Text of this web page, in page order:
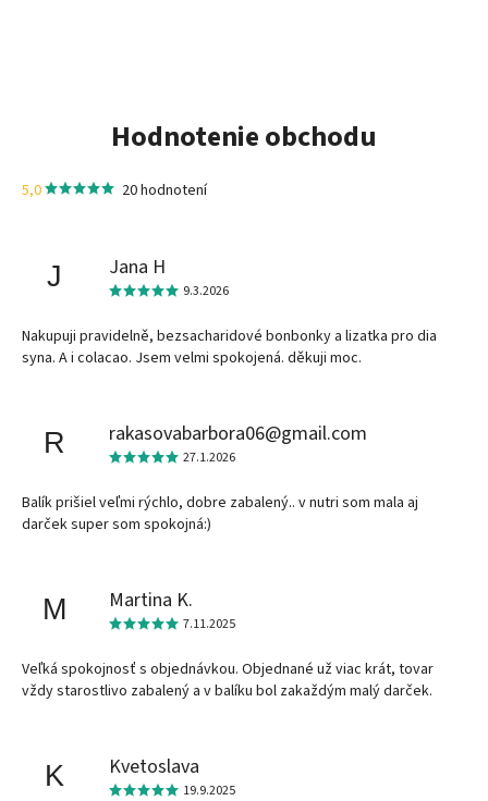
Hodnotenie obchodu
5,0 20 hodnotení
J Jana H
9.3.2026
Nakupuji pravidelně, bezsacharidové bonbonky a lizatka pro dia
syna. A i colacao. Jsem velmi spokojená. děkuji moc.
R rakasovabarbora06@gmail.com
27.1.2026
Balík prišiel veľmi rýchlo, dobre zabalený.. v nutri som mala aj
darček super som spokojná:)
M Martina K.
7.11.2025
Veľká spokojnosť s objednávkou. Objednané už viac krát, tovar
vždy starostlivo zabalený a v balíku bol zakaždým malý darček.
K Kvetoslava
19.9.2025